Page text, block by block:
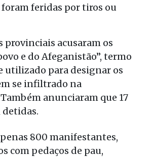
feridas por tiros ou
provinciais acusaram os
e do Afeganistão”, termo
utilizado para designar os
se infiltrado na
anunciaram que 17
detidas.
800 manifestantes,
com pedaços de pau,